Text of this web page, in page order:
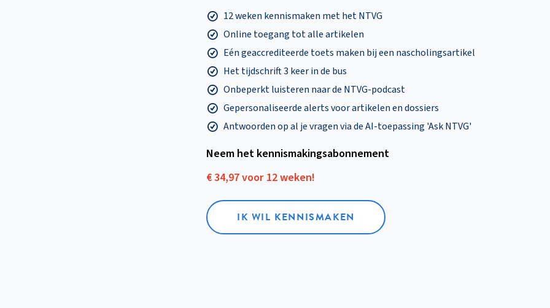
12 weken kennismaken met het NTVG
Online toegang tot alle artikelen
Eén geaccrediteerde toets maken bij een nascholingsartikel
Het tijdschrift 3 keer in de bus
Onbeperkt luisteren naar de NTVG-podcast
Gepersonaliseerde alerts voor artikelen en dossiers
Antwoorden op al je vragen via de AI-toepassing 'Ask NTVG'
Neem het kennismakings­abonnement
€ 34,97 voor 12 weken!
IK WIL KENNISMAKEN